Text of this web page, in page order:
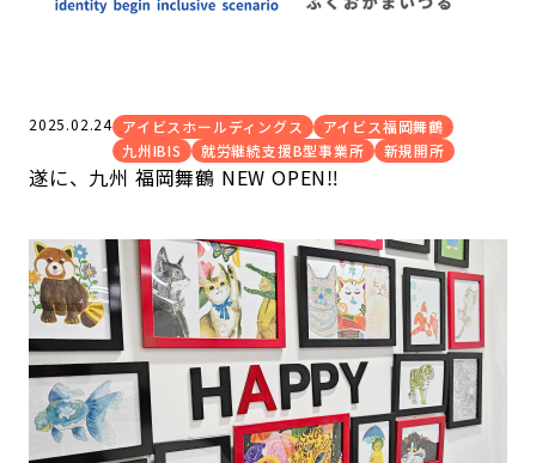
2025.02.24 アイビスホールディングス
アイビス福岡舞鶴
九州IBIS
就労継続支援B型事業所 新規開所
遂に、九州 福岡舞鶴 NEW OPEN‼